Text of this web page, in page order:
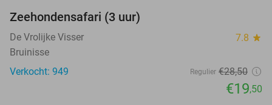
Zeehondensafari (3 uur)
De Vrolijke Visser 7.8 star
Bruinisse
Verkocht: 949
Regulier €28,50
€19,50